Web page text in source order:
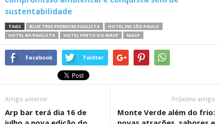
sustentabilidade
TAGS BLUE TREE PREMIUM PAULISTA
HOTEL EM SÃO PAULO
HOTEL NA PAULISTA
HOTEL PERTO DO MASP MASP
Facebook Twitter
Artigo anterior
Arp bar terá dia 16 de
Próximo artigo
Monte Verde além do frio: